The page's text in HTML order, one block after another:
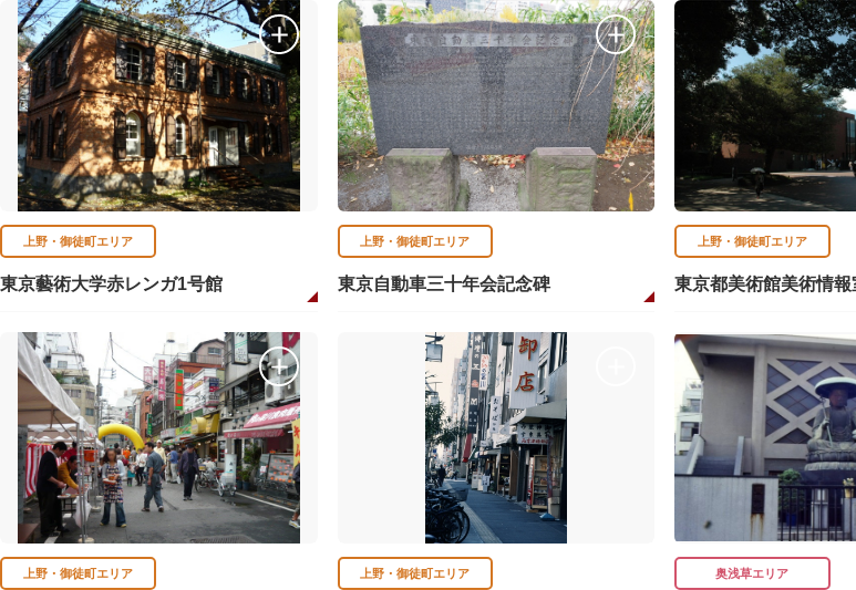
上野・御徒町エリア
東京藝術大学赤レンガ1号館
上野・御徒町エリア
東京自動車三十年会記念碑
上野・御徒町エリア
東京都美術館美術情報
上野・御徒町エリア 上野・御徒町エリア 奥浅草エリア